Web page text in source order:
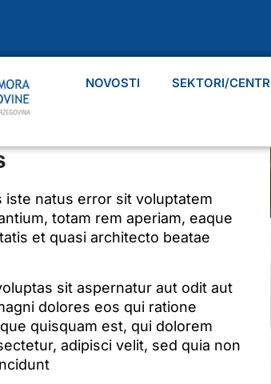
NOVOSTI SEKTORI/
natus error sit voluptatem
totam rem aperiam, eaque
et quasi architecto beatae
sit aspernatur aut odit aut
dolores eos qui ratione
quisquam est, qui dolorem
adipisci velit, sed quia non